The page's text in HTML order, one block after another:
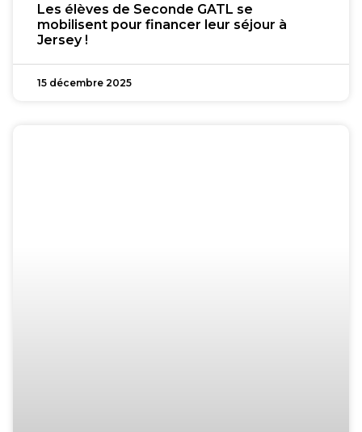
Les élèves de Seconde GATL se
mobilisent pour financer leur séjour à
Jersey !
15 décembre 2025